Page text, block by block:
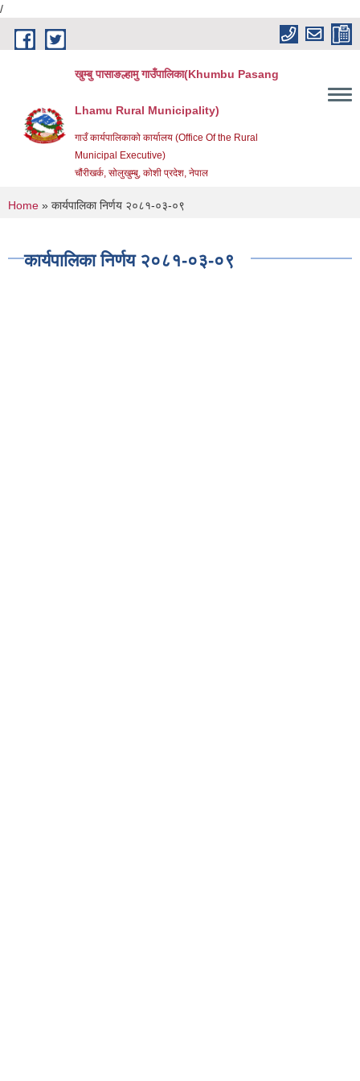
/
Skip to main content
खुम्बु पासाङल्हामु गाउँपालिका(Khumbu Pasang
Lhamu Rural Municipality)
गाउँ कार्यपालिकाको कार्यालय (Office Of the Rural
Municipal Executive)
चौंरीखर्क, सोलुखुम्बु, कोशी प्रदेश, नेपाल
You are here
Home » कार्यपालिका निर्णय २०८१-०३-०९
कार्यपालिका निर्णय २०८१-०३-०९